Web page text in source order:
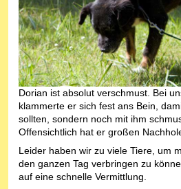
Dorian ist absolut verschmust. Bei
klammerte er sich fest ans Bein,
sollten, sondern noch mit ihm
Offensichtlich hat er großen
Leider haben wir zu viele Tiere, um
den ganzen Tag verbringen zu
auf eine schnelle Vermittlung.